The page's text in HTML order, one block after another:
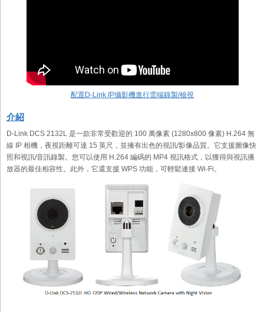
配置D-Link IP攝影機進行雲端錄製/檢視
介紹
D-Link DCS 2132L 是一款非常受歡迎的 100 萬像素 (1280x800 像素) H.264 無
線 IP 相機，夜視距離可達 15 英尺，並擁有出色的視訊/影像品質。它支援圖像快
照和視訊/音訊錄製。您可以使用 H.264 編碼的 MP4 視訊格式，以獲得與視訊播
放器的最佳相容性。此外，它還支援 WPS 功能，可輕鬆連接 Wi-Fi。